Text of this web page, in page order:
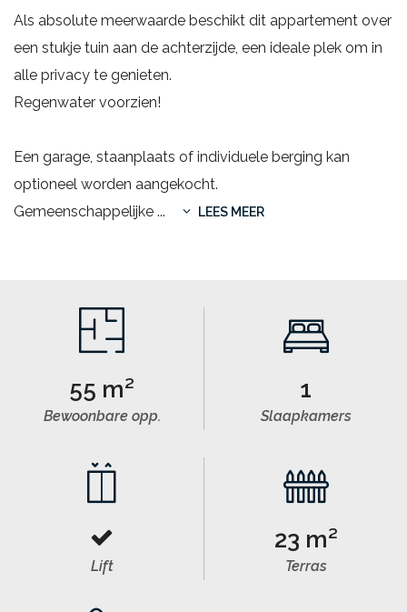
Als absolute meerwaarde beschikt dit appartement over
een stukje tuin aan de achterzijde, een ideale plek om in
alle privacy te genieten.
Regenwater voorzien!
Een garage, staanplaats of individuele berging kan
optioneel worden aangekocht.
Gemeenschappelijke ... LEES MEER
55 m²
Bewoonbare opp.
1
Slaapkamers
Lift
23 m²
Terras